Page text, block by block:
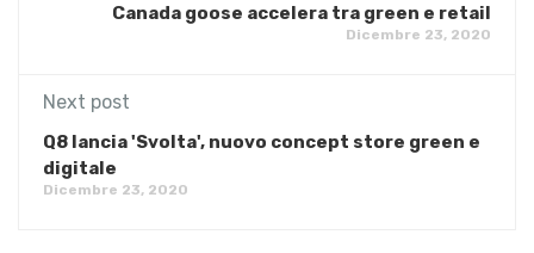
Canada goose accelera tra green e retail
Dicembre 23, 2020
Next post
Q8 lancia 'Svolta', nuovo concept store green e
digitale
Dicembre 23, 2020